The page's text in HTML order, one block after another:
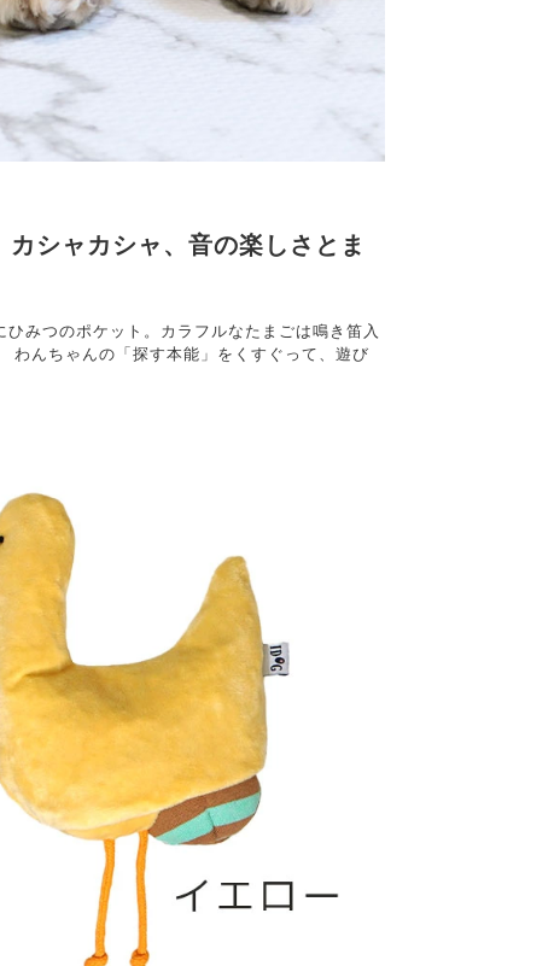
シャカシャ、音の楽しさとま
みつのポケット。カラフルなたまごは鳴き笛入
わんちゃんの「探す本能」をくすぐって、遊び